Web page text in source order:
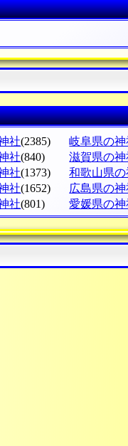
社(2385) 岐阜県の
社(840) 滋賀県の
社(1373) 和歌山県
社(1652) 広島県の
社(801) 愛媛県の